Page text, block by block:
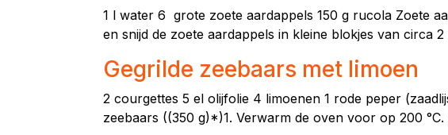
1 l water 6 grote zoete aardappels 150 g rucola Zoete
en snijd de zoete aardappels in kleine blokjes van circa
Gegrilde zeebaars met limoen
2 courgettes 5 el olijfolie 4 limoenen 1 rode peper
zeebaars ((350 g)*)1. Verwarm de oven voor op 200 °C.